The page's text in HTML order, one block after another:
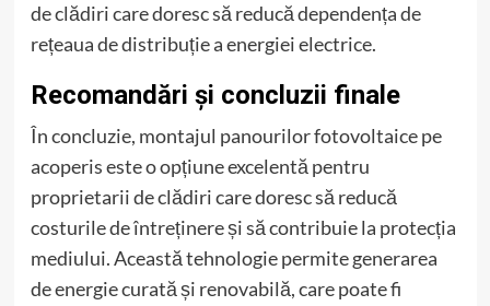
de clădiri care doresc să reducă dependența de
rețeaua de distribuție a energiei electrice.
Recomandări și concluzii finale
În concluzie, montajul panourilor fotovoltaice pe
acoperis este o opțiune excelentă pentru
proprietarii de clădiri care doresc să reducă
costurile de întreținere și să contribuie la protecția
mediului. Această tehnologie permite generarea
de energie curată și renovabilă, care poate fi